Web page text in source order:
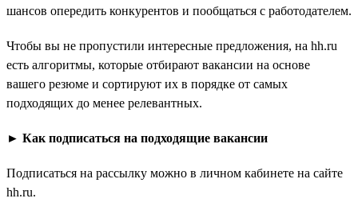
шансов опередить конкурентов и пообщаться с работодателем.
Чтобы вы не пропустили интересные предложения, на hh.ru
есть алгоритмы, которые отбирают вакансии на основе
вашего резюме и сортируют их в порядке от самых
подходящих до менее релевантных.
► Как подписаться на подходящие вакансии
Подписаться на рассылку можно в личном кабинете на сайте
hh.ru.